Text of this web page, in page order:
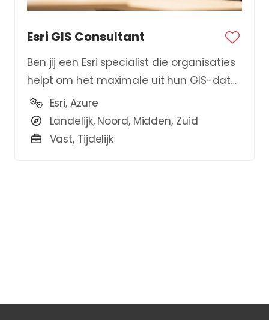
Esri GIS Consultant
Ben jij een Esri specialist die organisaties
helpt om het maximale uit hun GIS-data
te halen?
Esri, Azure
Landelijk, Noord, Midden, Zuid
Vast, Tijdelijk